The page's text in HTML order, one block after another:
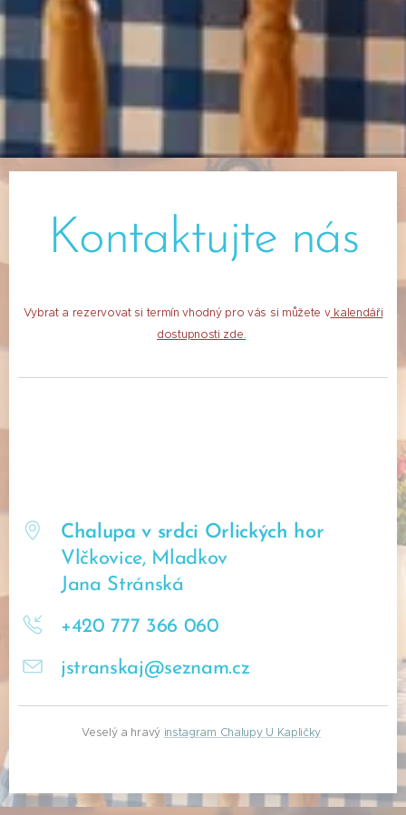
Kontaktujte nás
Vybrat a rezervovat si termín vhodný pro vás si můžete vkalendáři
dostupnosti zde.
Chalupa v srdci Orlických hor
Vlčkovice, Mladkov
Jana Stránská
+420 777 366 060
jstranskaj@seznam.cz
🚩 Veselý a hravý instagram Chalupy U Kapličky